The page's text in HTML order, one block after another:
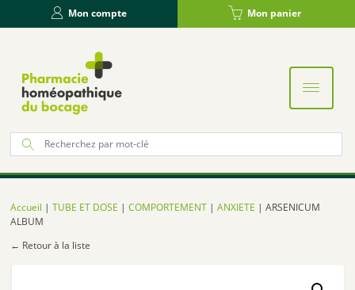
Mon compte Mon panier
:
Accueil |TUBE ET DOSE |COMPORTEMENT |ANXIETE | ARSENICUM
ALBUM
← Retour à la liste
Panneau de gestion des cookies